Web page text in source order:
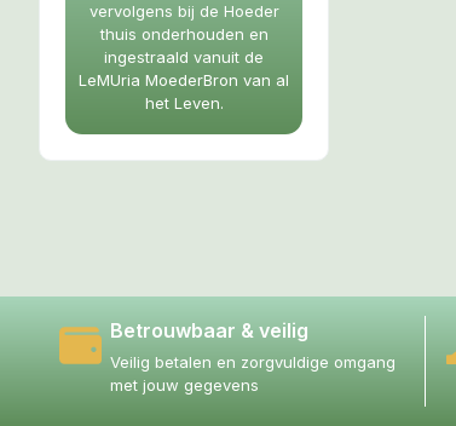
vervolgens bij de Hoeder
thuis onderhouden en
ingestraald vanuit de
LeMUria MoederBron van al
het Leven.
Betrouwbaar & veilig
Veilig betalen en zorgvuldige omgang
met jouw gegevens